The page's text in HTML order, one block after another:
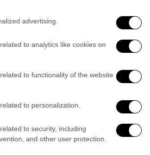
advertising.
to analytics like cookies on
to functionality of the website
to personalization.
to security, including
and other user protection.
τη χώρα της…